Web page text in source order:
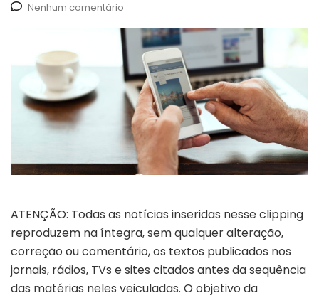
Nenhum comentário
ATENÇÃO: Todas as notícias inseridas nesse clipping
reproduzem na íntegra, sem qualquer alteração,
correção ou comentário, os textos publicados nos
jornais, rádios, TVs e sites citados antes da sequência
das matérias neles veiculadas. O objetivo da